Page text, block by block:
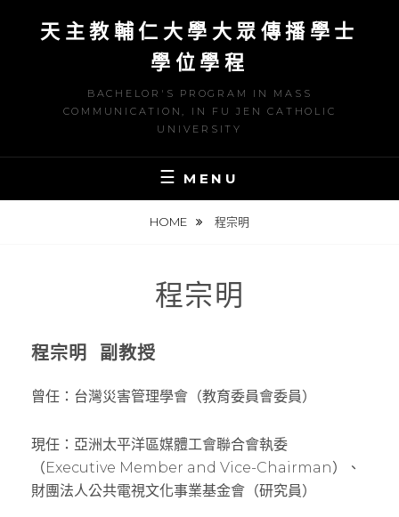
n
天主教輔仁大學大眾傳播學士
學位學程
BACHELOR'S PROGRAM IN MASS
COMMUNICATION, IN FU JEN CATHOLIC
UNIVERSITY
MENU
HOME 程宗明
程宗明
程宗明 副教授
曾任：台灣災害管理學會（教育委員會委員）
現任：亞洲太平洋區媒體工會聯合會執委
（Executive Member and Vice-Chairman）、
財團法人公共電視文化事業基金會（研究員）